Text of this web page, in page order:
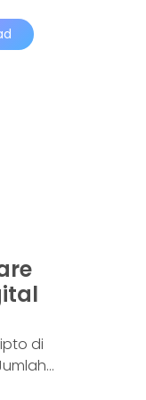
di